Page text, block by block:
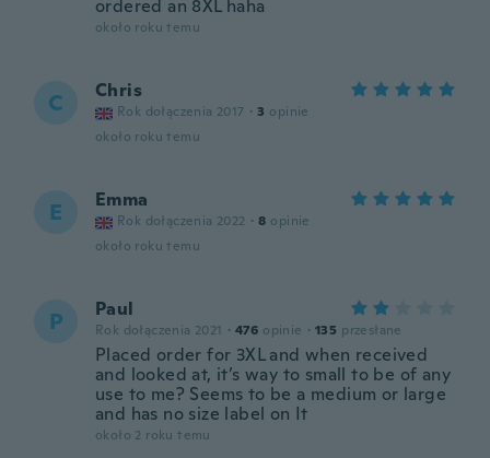
ordered an 8XL haha
około roku temu
C Chris
Rok dołączenia 2017 · 3 opinie
około roku temu
E Emma
Rok dołączenia 2022 · 8 opinie
około roku temu
P Paul
Rok dołączenia 2021 · 476 opinie · 135 przesłane
Placed order for 3XL and when received
and looked at, it’s way to small to be of any
use to me? Seems to be a medium or large
and has no size label on It
około 2 roku temu